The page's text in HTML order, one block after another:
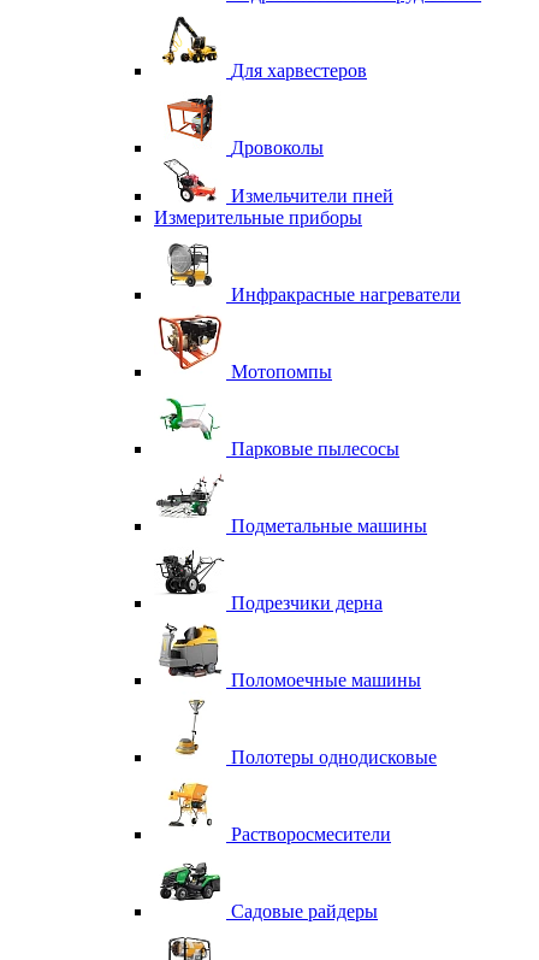
Для харвестеров
Дровоколы
Измельчители пней
Измерительные приборы
Инфракрасные нагреватели
Мотопомпы
Парковые пылесосы
Подметальные машины
Подрезчики дерна
Поломоечные машины
Полотеры однодисковые
Растворосмесители
Садовые райдеры